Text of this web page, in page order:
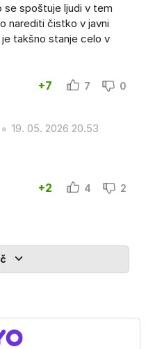
se spoštuje ljudi v tem
narediti čistko v javni
takšno stanje celo v
+7 7 0
19. 05. 2026 20.53
+2 4 2